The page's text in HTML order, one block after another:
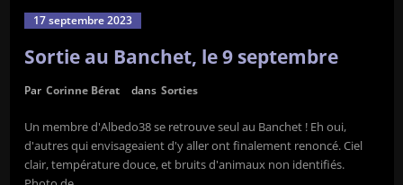
17 septembre 2023
Sortie au Banchet, le 9 septembre
Par Corinne Bérat dans Sorties
Un membre d'Albedo38 se retrouve seul au Banchet ! Eh oui,
d'autres qui envisageaient d'y aller ont finalement renoncé. Ciel
clair, température douce, et bruits d'animaux non identifiés.